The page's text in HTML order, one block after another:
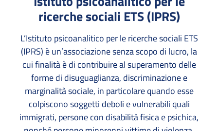
ricerche sociali ETS (IPRS)
L’Istituto psicoanalitico per le ricerche sociali ETS
(IPRS) è un’associazione senza scopo di lucro, la
cui finalità è di contribuire al superamento delle
forme di disuguaglianza, discriminazione e
marginalità sociale, in particolare quando esse
colpiscono soggetti deboli e vulnerabili quali
immigrati, persone con disabilità fisica e psichica,